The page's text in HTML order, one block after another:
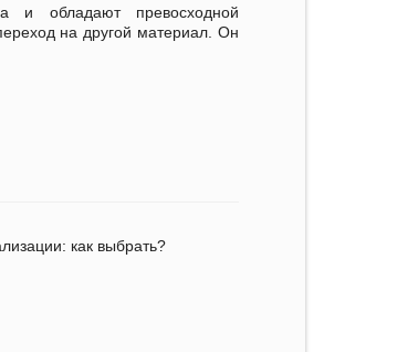
и обладают превосходной
на другой материал. Он
как выбрать?